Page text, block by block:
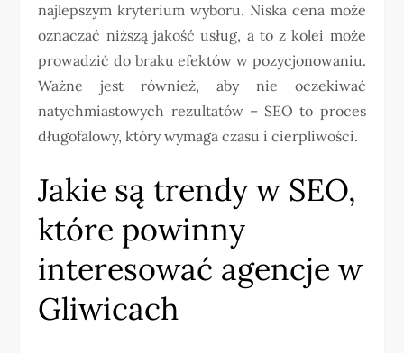
najlepszym kryterium wyboru. Niska cena może
oznaczać niższą jakość usług, a to z kolei może
prowadzić do braku efektów w pozycjonowaniu.
Ważne jest również, aby nie oczekiwać
natychmiastowych rezultatów – SEO to proces
długofalowy, który wymaga czasu i cierpliwości.
Jakie są trendy w SEO,
które powinny
interesować agencje w
Gliwicach